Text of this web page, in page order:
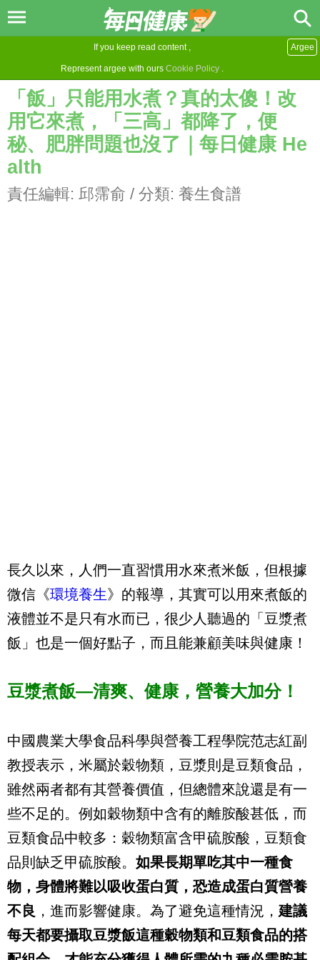
If you keep read content ,
Represent argee with ours Cookie Policy .
Argee
「飯」只能用水煮？真的太傻！改
用它來煮，「三高」都降了，便
秘、肥胖問題也沒了｜每日健康 He
alth
責任編輯: 邱霈俞 / 分類: 養生食譜
長久以來，人們一直習慣用水來煮米飯，但根據
微信《環境養生》的報導，其實可以用來煮飯的
液體並不是只有水而已，很少人聽過的「豆漿煮
飯」也是一個好點子，而且能兼顧美味與健康！
豆漿煮飯—清爽、健康，營養大加分！
中國農業大學食品科學與營養工程學院范志紅副
教授表示，米屬於穀物類，豆漿則是豆類食品，
雖然兩者都有其營養價值，但總體來說還是有一
些不足的。例如穀物類中含有的離胺酸甚低，而
豆類食品中較多：穀物類富含甲硫胺酸，豆類食
品則缺乏甲硫胺酸。 如果長期單吃其中一種食
物，身體將難以吸收蛋白質，恐造成蛋白質營養
不良 ，進而影響健康。為了避免這種情況， 建議
每天都要攝取豆漿飯這種穀物類和豆類食品的搭